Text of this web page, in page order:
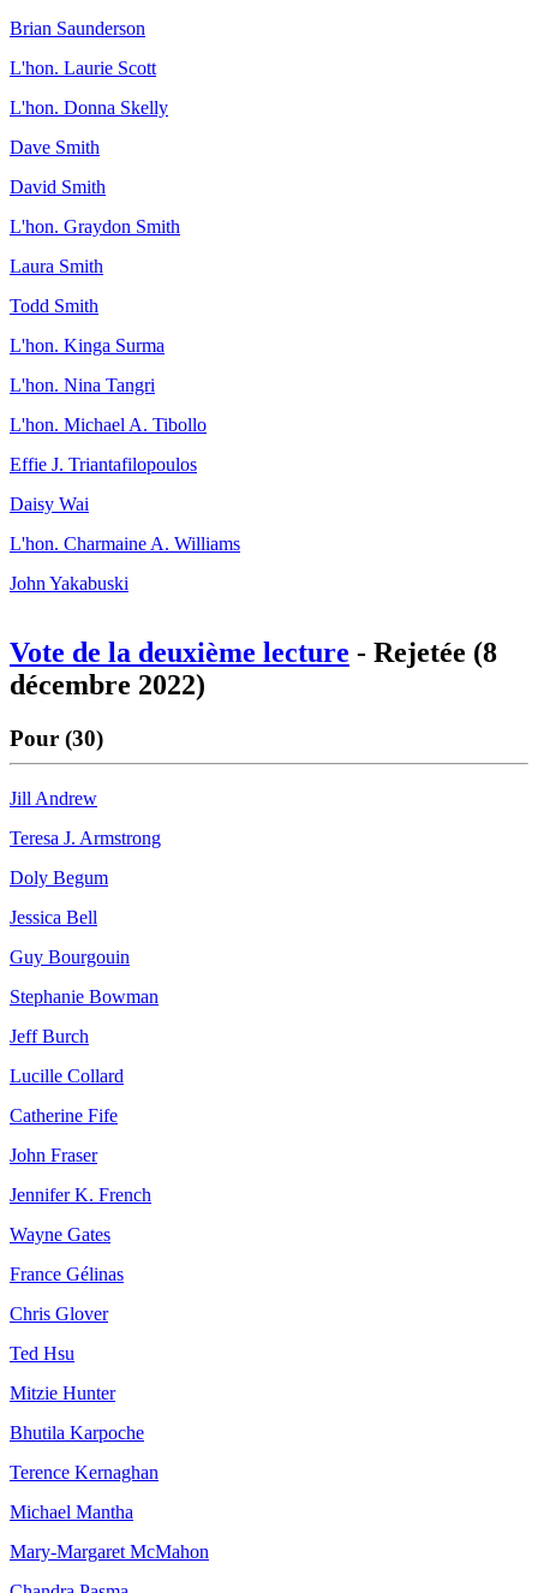
Brian Saunderson
L'hon. Laurie Scott
L'hon. Donna Skelly
Dave Smith
David Smith
L'hon. Graydon Smith
Laura Smith
Todd Smith
L'hon. Kinga Surma
L'hon. Nina Tangri
L'hon. Michael A. Tibollo
Effie J. Triantafilopoulos
Daisy Wai
L'hon. Charmaine A. Williams
John Yakabuski
Vote de la deuxième lecture - Rejetée (8
décembre 2022)
Pour (30)
Jill Andrew
Teresa J. Armstrong
Doly Begum
Jessica Bell
Guy Bourgouin
Stephanie Bowman
Jeff Burch
Lucille Collard
Catherine Fife
John Fraser
Jennifer K. French
Wayne Gates
France Gélinas
Chris Glover
Ted Hsu
Mitzie Hunter
Bhutila Karpoche
Terence Kernaghan
Michael Mantha
Mary-Margaret McMahon